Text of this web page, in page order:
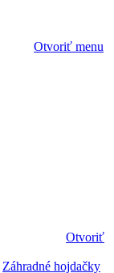
Otvoriť menu
Otvoriť
Záhradné hojdačky